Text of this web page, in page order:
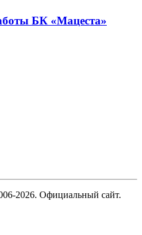
БК «Мацеста»
2026. Официальный сайт.